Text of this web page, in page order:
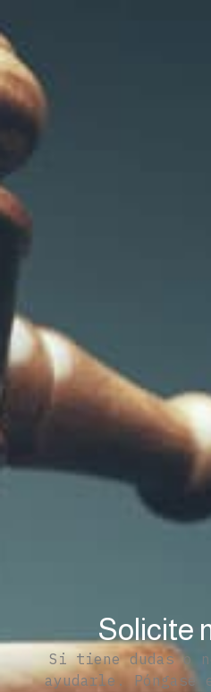
Solicite
Si tiene dudas o
ayudarle. Póngase